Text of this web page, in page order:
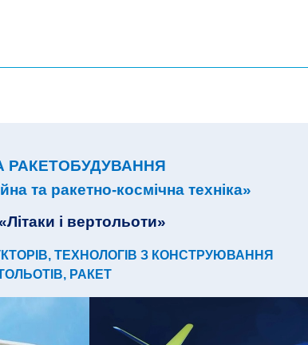
РАКЕТОБУДУВАННЯ
та ракетно-космічна техніка»
і вертольоти»
ТЕХНОЛОГІВ З КОНСТРУЮВАННЯ
РАКЕТ